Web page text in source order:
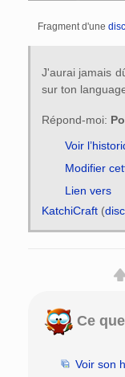
Fragment d'une
J'aurai jamais
sur ton
Répond-moi:
Voir
Modifier
Lien vers
KatchiCraft(
Ce
Voir son